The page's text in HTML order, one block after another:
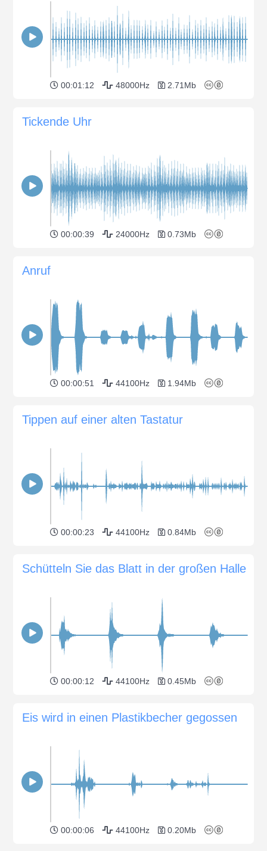
00:01:12 48000Hz 2.71Mb
Tickende Uhr
00:00:39 24000Hz 0.73Mb
Anruf
00:00:51 44100Hz 1.94Mb
Tippen auf einer alten Tastatur
00:00:23 44100Hz 0.84Mb
Schütteln Sie das Blatt in der großen Halle
00:00:12 44100Hz 0.45Mb
Eis wird in einen Plastikbecher gegossen
00:00:06 44100Hz 0.20Mb